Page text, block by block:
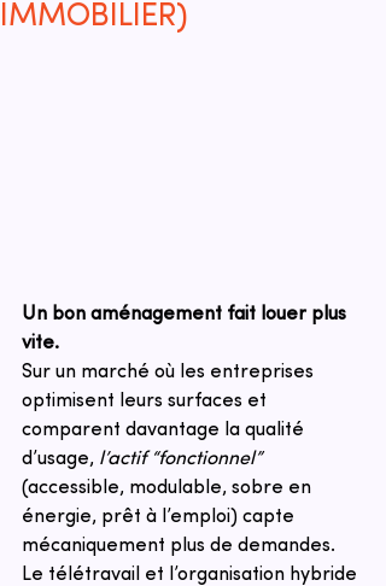
IMMOBILIER)
Un bon aménagement fait louer plus
vite.
Sur un marché où les entreprises
optimisent leurs surfaces et
comparent davantage la qualité
d’usage, l’actif “fonctionnel”
(accessible, modulable, sobre en
énergie, prêt à l’emploi) capte
mécaniquement plus de demandes.
Le télétravail et l’organisation hybride